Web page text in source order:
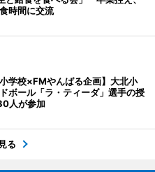
時間に交流
小学校×FMやんばる企画】大北小
ボール「ラ・ティーダ」選手の授
人が参加
る